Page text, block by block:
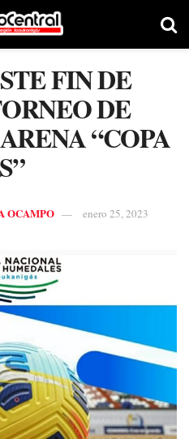
FIN DE
DE
“COPA
OCAMPO enero 25, 2023